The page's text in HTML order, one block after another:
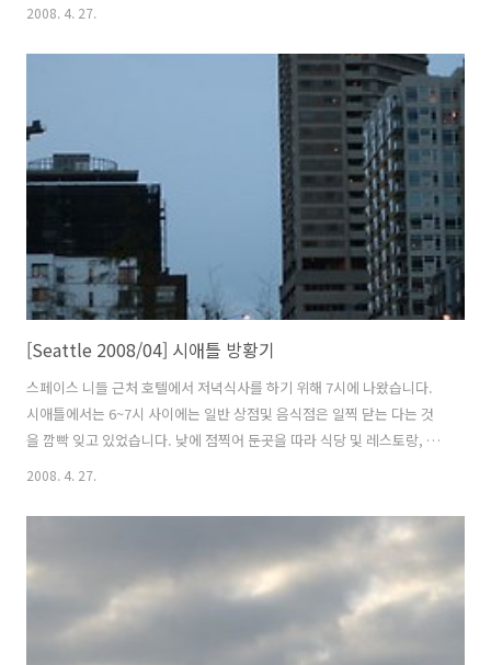
2008. 4. 27.
[Seattle 2008/04] 시애틀 방황기
스페이스 니들 근처 호텔에서 저녁식사를 하기 위해 7시에 나왔습니다.
시애틀에서는 6~7시 사이에는 일반 상점및 음식점은 일찍 닫는 다는 것
을 깜빡 잊고 있었습니다. 낮에 점찍어 둔곳을 따라 식당 및 레스토랑, 패
스트푸드점등을 돌아봤지만 역시나 가는날이 장날이라고 모두 문을 닫
리가 더 무서워 보이지 않았을까 합니다. 지난 번에 소개했던 오래된 스
파게티 공장이라는 레스토랑인데 왠지 값이 비쌀것 같아서... 구경만 했
습니다. 어둡고, 흐리고 비도 오고, 날씨는 춥고, 배는 고프고.... 결국 두
시간여를 헤매다가 타이풍의 레스토랑 타이픈이란 곳을 갔습니다. 저는
노란카레를 시켰는데... 역시... 맛은 상상 이상이였습니다. 우리나라의
2008. 4. 27.